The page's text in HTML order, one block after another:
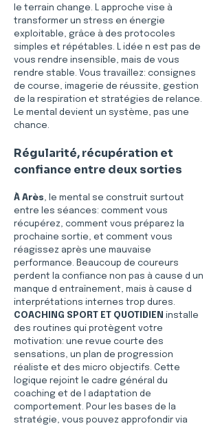
le terrain change. L approche vise à
transformer un stress en énergie
exploitable, grâce à des protocoles
simples et répétables. L idée n est pas de
vous rendre insensible, mais de vous
rendre stable. Vous travaillez: consignes
de course, imagerie de réussite, gestion
de la respiration et stratégies de relance.
Le mental devient un système, pas une
chance.
Régularité, récupération et
confiance entre deux sorties
À Arès, le mental se construit surtout
entre les séances: comment vous
récupérez, comment vous préparez la
prochaine sortie, et comment vous
réagissez après une mauvaise
performance. Beaucoup de coureurs
perdent la confiance non pas à cause d un
manque d entraînement, mais à cause d
interprétations internes trop dures.
COACHING SPORT ET QUOTIDIEN installe
des routines qui protègent votre
motivation: une revue courte des
sensations, un plan de progression
réaliste et des micro objectifs. Cette
logique rejoint le cadre général du
coaching et de l adaptation de
comportement. Pour les bases de la
stratégie, vous pouvez approfondir via